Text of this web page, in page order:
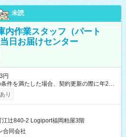
未読
内作業スタッフ（パート
日お届けセンター
円
件を満たした場合、契約更新の際に年2回
度あり ※月末締/翌
外手当、別途支給 ※深夜割増賃金 (22:00～
す！ 【試用期間】試用期間
：1週間 雇用形態、給与は本採用時と同じ
り
江辻840-2 Logiport福岡粕屋3階
合同会社